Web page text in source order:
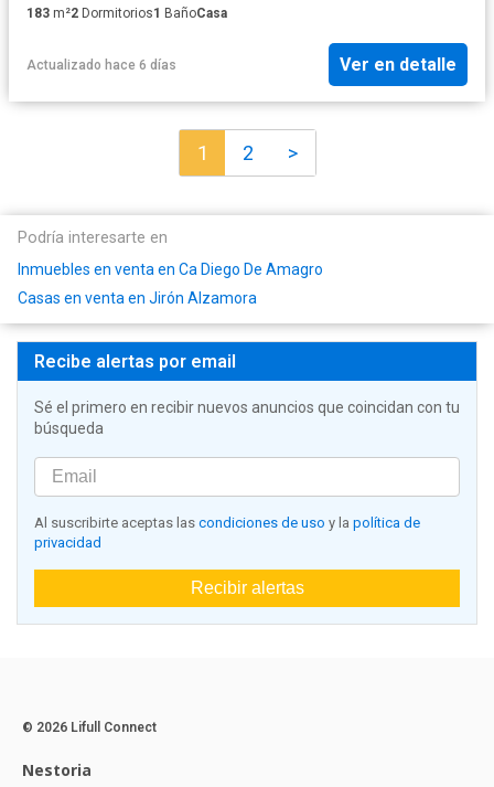
183 m²2 Dormitorios1 BañoCasa
Actualizado hace 6 días Ver en detalle
1 2 >
Podría interesarte en
Inmuebles en venta en Ca Diego De Amagro
Casas en venta en Jirón Alzamora
Recibe alertas por email
Sé el primero en recibir nuevos anuncios que coincidan con tu
búsqueda
Al suscribirte aceptas las condiciones de uso y la política de
privacidad
Recibir alertas
© 2026 Lifull Connect
Nestoria